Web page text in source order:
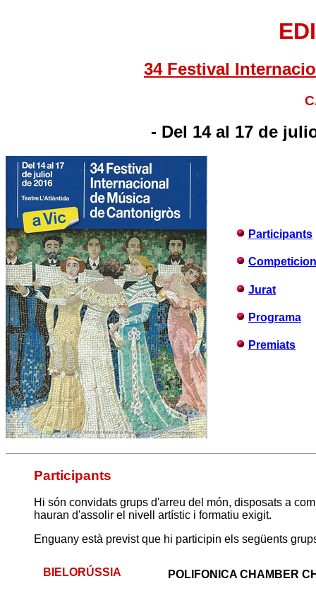
34 Festival
- Del 14al 17 de
Participants
Jurat
Programa
Premiats
Participants
Hi són convidats grups d'arreu del món, disposats a
hauran d'assolir el nivell artístic i formatiu exigit.
Enguany està previst que hi participin els següents grup
BIELORÚSSIA POLIFONICA CHAMBER